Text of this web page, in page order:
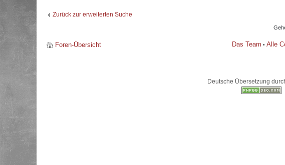
Zurück zur erweiterten Suche
Foren-Übersicht Das Team • Alle
Deutsche Übersetzung